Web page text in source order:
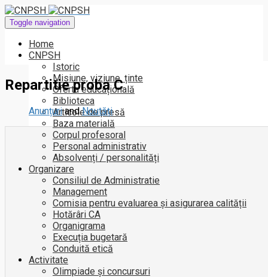
Toggle navigation
Home
CNPSH
Istoric
Misiune, viziune, ținte
Oferta educațională
Biblioteca
Articole de presă
Baza materială
Corpul profesoral
Personal administrativ
Absolvenți / personalități
Organizare
Consiliul de Administratie
Management
Comisia pentru evaluarea și asigurarea calității
Hotărâri CA
Organigrama
Execuția bugetară
Conduită etică
Activitate
Olimpiade și concursuri
Repartitie proba C
Anunțuriand Noutăți